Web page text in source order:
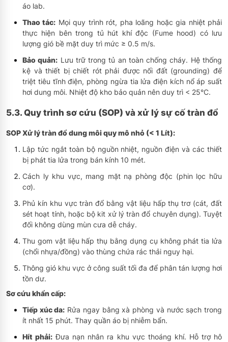
áo lab.
Thao tác: Mọi quy trình rót, pha loãng hoặc gia nhiệt phải
thực hiện bên trong tủ hút khí độc (Fume hood) có lưu
lượng gió bề mặt duy trì mức ≥ 0.5 m/s.
Bảo quản: Lưu trữ trong tủ an toàn chống cháy. Hệ thống
kệ và thiết bị chiết rót phải được nối đất (grounding) để
triệt tiêu tĩnh điện, phòng ngừa tia lửa điện kích nổ áp suất
hơi dung môi. Nhiệt độ kho bảo quản nên duy trì < 25°C.
5.3. Quy trình sơ cứu (SOP) và xử lý sự cố tràn đổ
SOP Xử lý tràn đổ dung môi quy mô nhỏ (< 1 Lít):
Lập tức ngắt toàn bộ nguồn nhiệt, nguồn điện và các thiết
bị phát tia lửa trong bán kính 10 mét.
Cách ly khu vực, mang mặt nạ phòng độc (phin lọc hữu
cơ).
Phủ kín khu vực tràn đổ bằng vật liệu hấp thụ trơ (cát, đất
sét hoạt tính, hoặc bộ kit xử lý tràn đổ chuyên dụng). Tuyệt
đối không dùng mùn cưa dễ cháy.
Thu gom vật liệu hấp thụ bằng dụng cụ không phát tia lửa
(chổi nhựa/đồng) vào thùng chứa rác thải nguy hại.
Thông gió khu vực ở công suất tối đa để phân tán lượng hơi
tồn dư.
Sơ cứu khẩn cấp:
Tiếp xúc da: Rửa ngay bằng xà phòng và nước sạch trong
ít nhất 15 phút. Thay quần áo bị nhiễm bẩn.
Hít phải: Đưa nạn nhân ra khu vực thoáng khí. Hỗ trợ hô